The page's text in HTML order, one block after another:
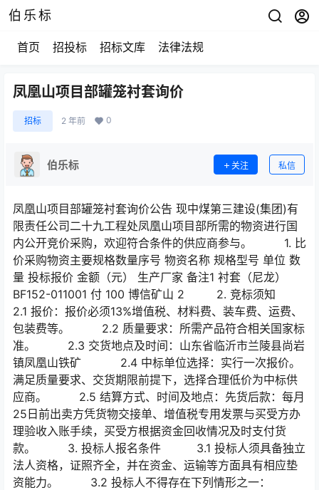
伯乐标
首页 招投标 招标文库 法律法规
凤凰山项目部罐笼衬套询价
招标 2 年前 0
伯乐标 关注 私信
凤凰山项目部罐笼衬套询价公告 现中煤第三建设(集团)有
限责任公司二十九工程处凤凰山项目部所需的物资进行国
内公开竞价采购，欢迎符合条件的供应商参与。 1. 比
价采购物资主要规格数量序号 物资名称 规格型号 单位 数
量 投标报价 金额（元） 生产厂家 备注1 衬套（尼龙）
BF152-011001 付 100 博信矿山 2 2. 竞标须知
2.1 报价：报价必须13%增值税、材料费、装车费、运费、
包装费等。 2.2 质量要求：所需产品符合相关国家标
准。 2.3 交货地点及时间：山东省临沂市兰陵县尚岩
镇凤凰山铁矿 2.4 中标单位选择：实行一次报价。
满足质量要求、交货期限前提下，选择合理低价为中标供
应商。 2.5 结算方式、时间及地点：先货后款：每月
25日前出卖方凭货物交接单、增值税专用发票与买受方办
理验收入账手续，买受方根据资金回收情况及时支付货
款。 3. 投标人报名条件 3.1 投标人须具备独立
法人资格，证照齐全，并在资金、运输等方面具有相应垫
资能力。 3.2 投标人不得存在下列情形之一：